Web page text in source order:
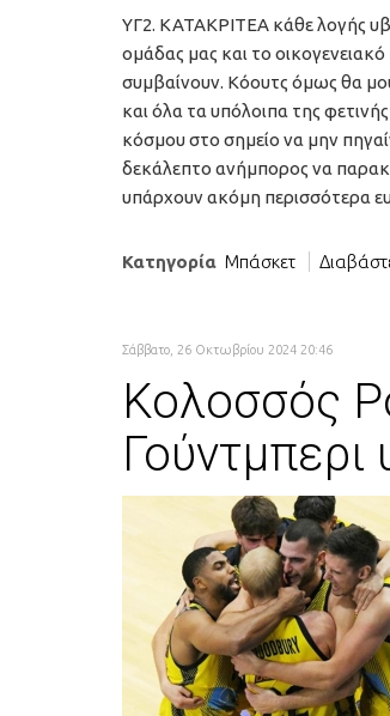
ΥΓ2. ΚΑΤΑΚΡΙΤΕΑ κάθε λογής
ομάδας μας και το
συμβαίνουν. Κόουτς όμως θα
και όλα τα υπόλοιπα της
κόσμου στο σημείο να μην
δεκάλεπτο ανήμπορος να
υπάρχουν ακόμη περισσότερα
Κατηγορία Μπάσκετ
Σάββατο, 26 Οκτωβρίου 2024 20:46
Κολοσσός